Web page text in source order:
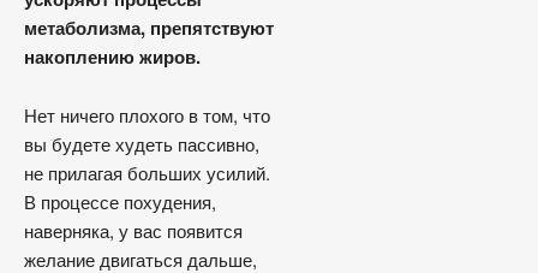
метаболизма, препятствуют
накоплению жиров.
Нет ничего плохого в том, что
вы будете худеть пассивно,
не прилагая больших усилий.
В процессе похудения,
наверняка, у вас появится
желание двигаться дальше,